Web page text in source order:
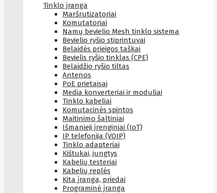
Tinklo įranga
Maršrutizatoriai
Komutatoriai
Namų bevielio Mesh tinklo sistema
Bevielio ryšio stiprintuvai
Belaidės prieigos taškai
Bevielis ryšio tinklas (CPE)
Belaidžio ryšio tiltas
Antenos
PoE prietaisai
Media konverteriai ir moduliai
Tinklo kabeliai
Komutacinės spintos
Maitinimo šaltiniai
Išmanieji įrenginiai (IoT)
IP telefonija (VOIP)
Tinklo adapteriai
Kištukai, jungtys
Kabelių testeriai
Kabelių replės
Kita įranga, priedai
Programinė įranga